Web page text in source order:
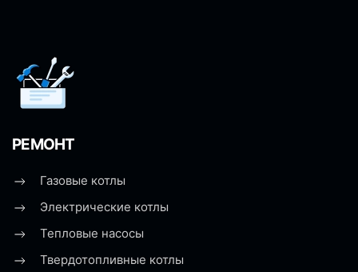
РЕМОНТ
Газовые котлы
Электрические котлы
Тепловые насосы
Твердотопливные котлы